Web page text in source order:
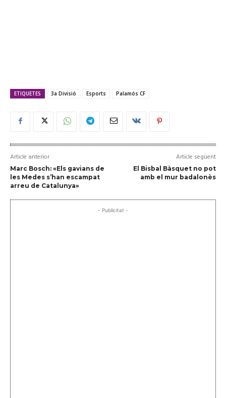
ETIQUETES 3a Divisió Esports Palamós CF
Article anterior
Marc Bosch: «Els gavians de
les Medes s’han escampat
arreu de Catalunya»
Article següent
El Bisbal Bàsquet no pot
amb el mur badalonès
- Publicitat -